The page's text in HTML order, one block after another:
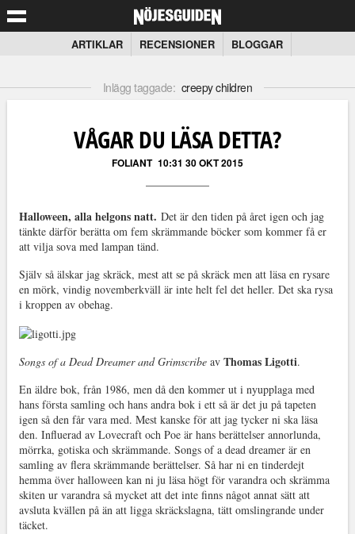
ARTIKLAR RECENSIONER BLOGGAR
Inlägg taggade: creepy children
VÅGAR DU LÄSA DETTA?
FOLIANT 10:31 30 OKT 2015
Halloween, alla helgons natt. Det är den tiden på året igen och jag
tänkte därför berätta om fem skrämmande böcker som kommer få er
att vilja sova med lampan tänd.
Själv så älskar jag skräck, mest att se på skräck men att läsa en rysare
en mörk, vindig novemberkväll är inte helt fel det heller. Det ska rysa
i kroppen av obehag.
Songs of a Dead Dreamer and Grimscribeav Thomas Ligotti.
En äldre bok, från 1986, men då den kommer ut i nyupplaga med
hans första samling och hans andra bok i ett så är det ju på tapeten
igen så den får vara med. Mest kanske för att jag tycker ni ska läsa
den. Influerad av Lovecraft och Poe är hans berättelser annorlunda,
mörrka, gotiska och skrämmande. Songs of a dead dreamer är en
samling av flera skrämmande berättelser. Så har ni en tinderdejt
hemma över halloween kan ni ju läsa högt för varandra och skrämma
skiten ur varandra så mycket att det inte finns något annat sätt att
avsluta kvällen på än att ligga skräckslagna, tätt omslingrande under
täcket.